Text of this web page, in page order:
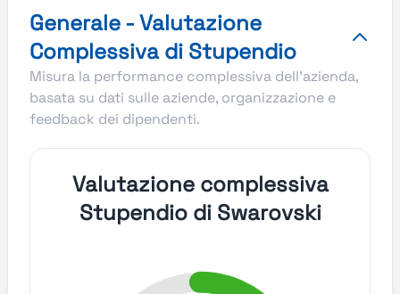
Generale - Valutazione
Complessiva di Stupendio
Misura la performance complessiva dell'azienda,
basata su dati sulle aziende, organizzazione e
feedback dei dipendenti.
Valutazione complessiva
Stupendio di Swarovski